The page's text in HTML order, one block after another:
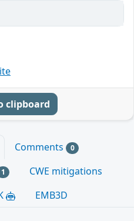
clipboard
Comments 0
1
CWE mitigations
EMB3D